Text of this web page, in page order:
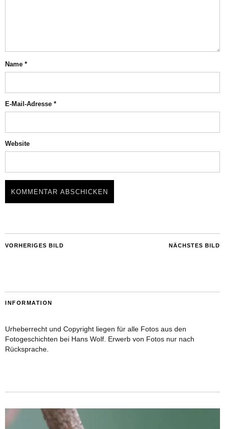
Name *
E-Mail-Adresse *
Website
NÄCHSTES BILD
VORHERIGES BILD
INFORMATION
Urheberrecht und Copyright liegen für alle Fotos aus den
Fotogeschichten bei Hans Wolf. Erwerb von Fotos nur nach
Rücksprache.